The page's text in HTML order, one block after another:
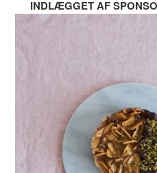
INDLÆGGET AF